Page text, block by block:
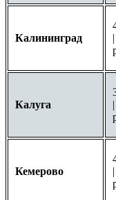
Калининград
Калуга
Кемерово